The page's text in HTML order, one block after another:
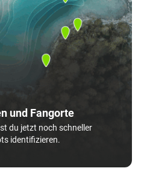
und Fangorte
du jetzt noch schneller
identifizieren.